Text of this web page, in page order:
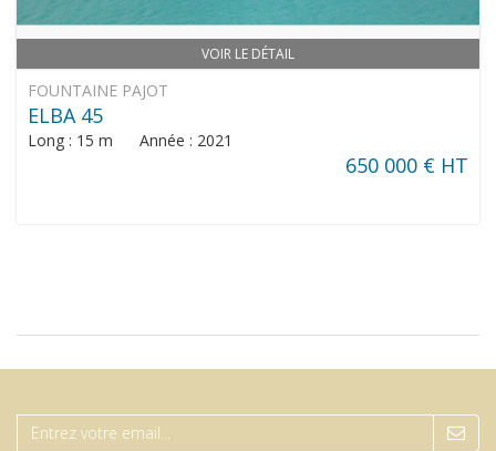
VOIR LE DÉTAIL
FOUNTAINE PAJOT
ELBA 45
Long : 15 m Année : 2021
650 000 € HT